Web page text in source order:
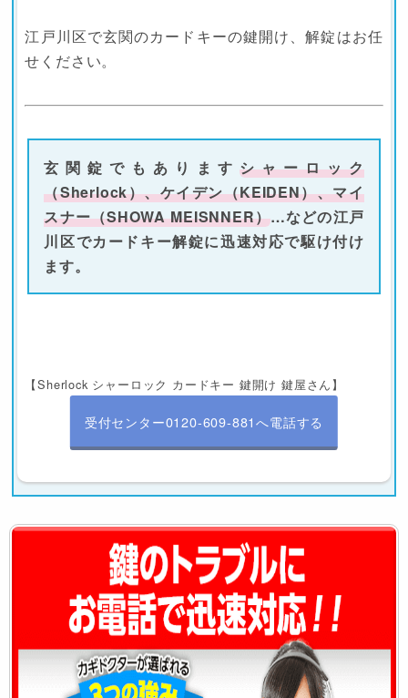
江戸川区で玄関のカードキーの鍵開け、解錠はお任
せください。
玄関錠でもありますシャーロック
（Sherlock）、ケイデン（KEIDEN）、マイ
スナー（SHOWA MEISNNER）…などの江戸
川区でカードキー解錠に迅速対応で駆け付け
ます。
【Sherlock シャーロック カードキー 鍵開け 鍵屋さん】
受付センター0120-609-881へ電話する